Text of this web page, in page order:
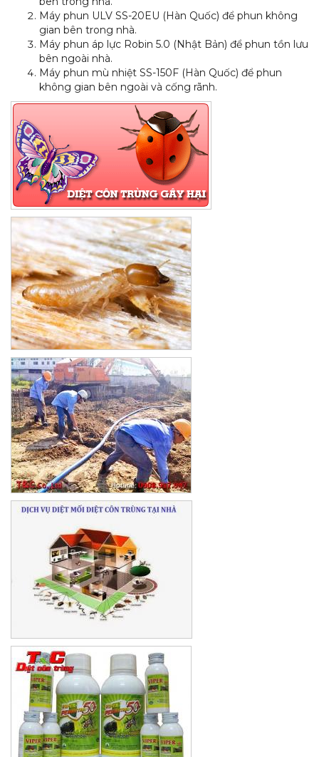
Máy phun ULV SS-20EU (Hàn Quốc) để phun không
gian bên trong nhà.
Máy phun áp lực Robin 5.0 (Nhật Bản) để phun tồn lưu
bên ngoài nhà.
Máy phun mù nhiệt SS-150F (Hàn Quốc) để phun
không gian bên ngoài và cống rãnh.